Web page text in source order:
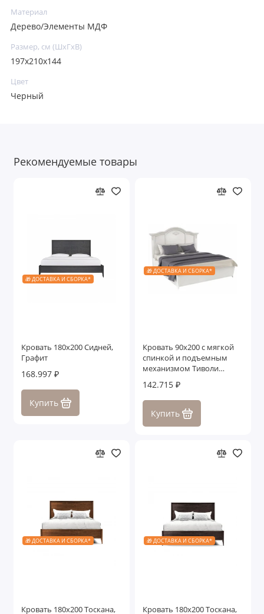
Материал
Дерево/Элементы МДФ
Размер, см (ШхГхВ)
197x210x144
Цвет
Черный
Рекомендуемые товары
🎁 ДОСТАВКА И СБОРКА*
Кровать 180x200 Сидней,
Графит
168.997 ₽
Купить
🎁 ДОСТАВКА И СБОРКА*
Кровать 90x200 с мягкой
спинкой и подъемным
механизмом Тиволи
142.715 ₽
Купить
🎁 ДОСТАВКА И СБОРКА*
Кровать 180x200 Тоскана,
🎁 ДОСТАВКА И СБОРКА*
Кровать 180x200 Тоскана,